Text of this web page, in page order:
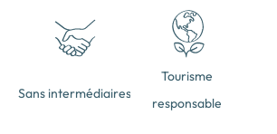
Sans intermédiaires
Tourisme
responsable